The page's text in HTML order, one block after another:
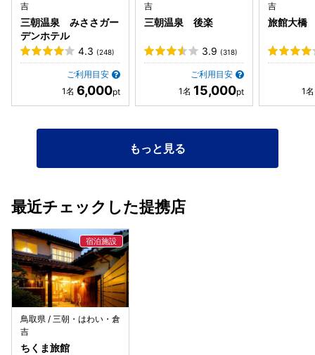
吉
三朝温泉 みささガー
デンホテル
4.3 (248)
ご利用目安
6,000
吉
三朝温泉 後楽
3.9 (318)
ご利用目安
15,000
吉
旅館大橋
もっと見る
最近チェックした提携店
鳥取県 / 三朝・はわい・倉
吉
ちくま旅館